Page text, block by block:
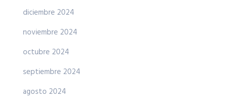
diciembre 2024
noviembre 2024
octubre 2024
septiembre 2024
agosto 2024